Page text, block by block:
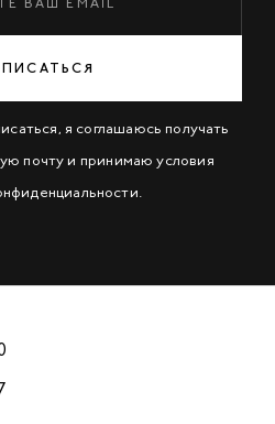
я соглашаюсь получать
почту и принимаю условия
.